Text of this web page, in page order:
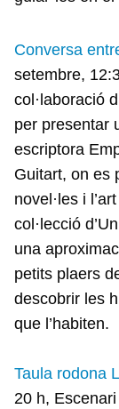
Conversa
setembre,
col·laboració
per presentar
escriptora
Guitart, on es
novel·les i
col·lecció
una
petits plaers
descobrir les
que l’habiten.
Taula rodona
20 h,